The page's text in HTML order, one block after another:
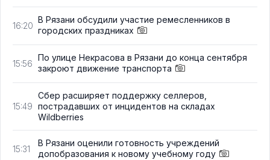
16:20
В Рязани обсудили участие ремесленников в
городских праздниках
15:56
По улице Некрасова в Рязани до конца сентября
закроют движение транспорта
15:49
Сбер расширяет поддержку селлеров,
пострадавших от инцидентов на складах
Wildberries
15:31
В Рязани оценили готовность учреждений
допобразования к новому учебному году